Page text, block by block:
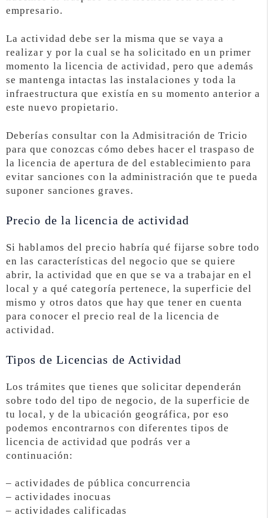
empresario.
La actividad debe ser la misma que se vaya a
realizar y por la cual se ha solicitado en un primer
momento la licencia de actividad, pero que además
se mantenga intactas las instalaciones y toda la
infraestructura que existía en su momento anterior a
este nuevo propietario.
Deberías consultar con la Admisitración de Tricio
para que conozcas cómo debes hacer el traspaso de
la licencia de apertura de del establecimiento para
evitar sanciones con la administración que te pueda
suponer sanciones graves.
Precio de la licencia de actividad
Si hablamos del precio habría qué fijarse sobre todo
en las características del negocio que se quiere
abrir, la actividad que en que se va a trabajar en el
local y a qué categoría pertenece, la superficie del
mismo y otros datos que hay que tener en cuenta
para conocer el precio real de la licencia de
actividad.
Tipos de Licencias de Actividad
Los trámites que tienes que solicitar dependerán
sobre todo del tipo de negocio, de la superficie de
tu local, y de la ubicación geográfica, por eso
podemos encontrarnos con diferentes tipos de
licencia de actividad que podrás ver a
continuación:
– actividades de pública concurrencia
– actividades inocuas
– actividades calificadas